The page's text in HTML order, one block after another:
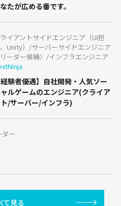
たが広める番です。
イアントサイドエンジニア（UI担
Unity）/サーバーサイドエンジニア
リーダー候補）/インフラエンジニア
経験者優遇】自社開発・人気ソー
ルゲームのエンジニア(クライア
/サーバー/インフラ)
ー
て見る